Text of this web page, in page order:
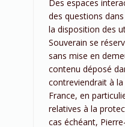
Des espaces
des questions
la disposition des
Souverain se
sans mise en
contenu déposé
contreviendrait à
France, en
relatives à la
cas échéant,